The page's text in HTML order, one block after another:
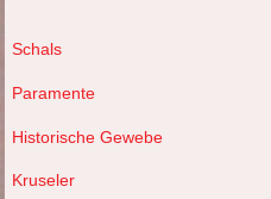
Schals
Paramente
Historische Gewebe
Kruseler